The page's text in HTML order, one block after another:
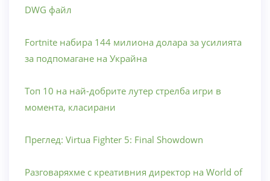
DWG файл
Fortnite набира 144 милиона долара за усилията
за подпомагане на Украйна
Топ 10 на най-добрите лутер стрелба игри в
момента, класирани
Преглед: Virtua Fighter 5: Final Showdown
Разговаряхме с креативния директор на World of